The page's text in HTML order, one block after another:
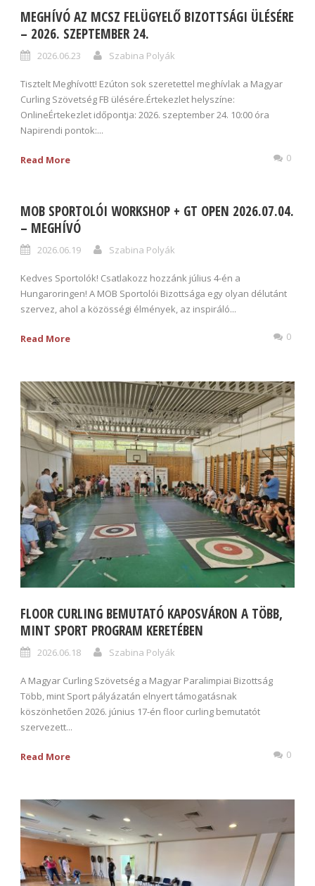
MEGHÍVÓ AZ MCSZ FELÜGYELŐ BIZOTTSÁGI ÜLÉSÉRE
– 2026. SZEPTEMBER 24.
2026.06.23 Szabina Polyák
Tisztelt Meghívott! Ezúton sok szeretettel meghívlak a Magyar
Curling Szövetség FB ülésére.Értekezlet helyszíne:
OnlineÉrtekezlet időpontja: 2026. szeptember 24. 10:00 óra
Napirendi pontok:...
Read More 0
MOB SPORTOLÓI WORKSHOP + GT OPEN 2026.07.04.
– MEGHÍVÓ
2026.06.19 Szabina Polyák
Kedves Sportolók! Csatlakozz hozzánk július 4-én a
Hungaroringen! A MOB Sportolói Bizottsága egy olyan délutánt
szervez, ahol a közösségi élmények, az inspiráló...
Read More 0
FLOOR CURLING BEMUTATÓ KAPOSVÁRON A TÖBB,
MINT SPORT PROGRAM KERETÉBEN
2026.06.18 Szabina Polyák
A Magyar Curling Szövetség a Magyar Paralimpiai Bizottság
Több, mint Sport pályázatán elnyert támogatásnak
köszönhetően 2026. június 17-én floor curling bemutatót
szervezett...
Read More 0